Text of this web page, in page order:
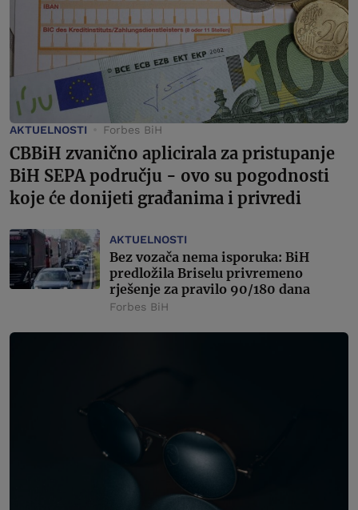
AKTUELNOSTI Forbes BiH
CBBiH zvanično aplicirala za pristupanje
BiH SEPA području - ovo su pogodnosti
koje će donijeti građanima i privredi
AKTUELNOSTI
Bez vozača nema isporuka: BiH
predložila Briselu privremeno
rješenje za pravilo 90/180 dana
Forbes BiH